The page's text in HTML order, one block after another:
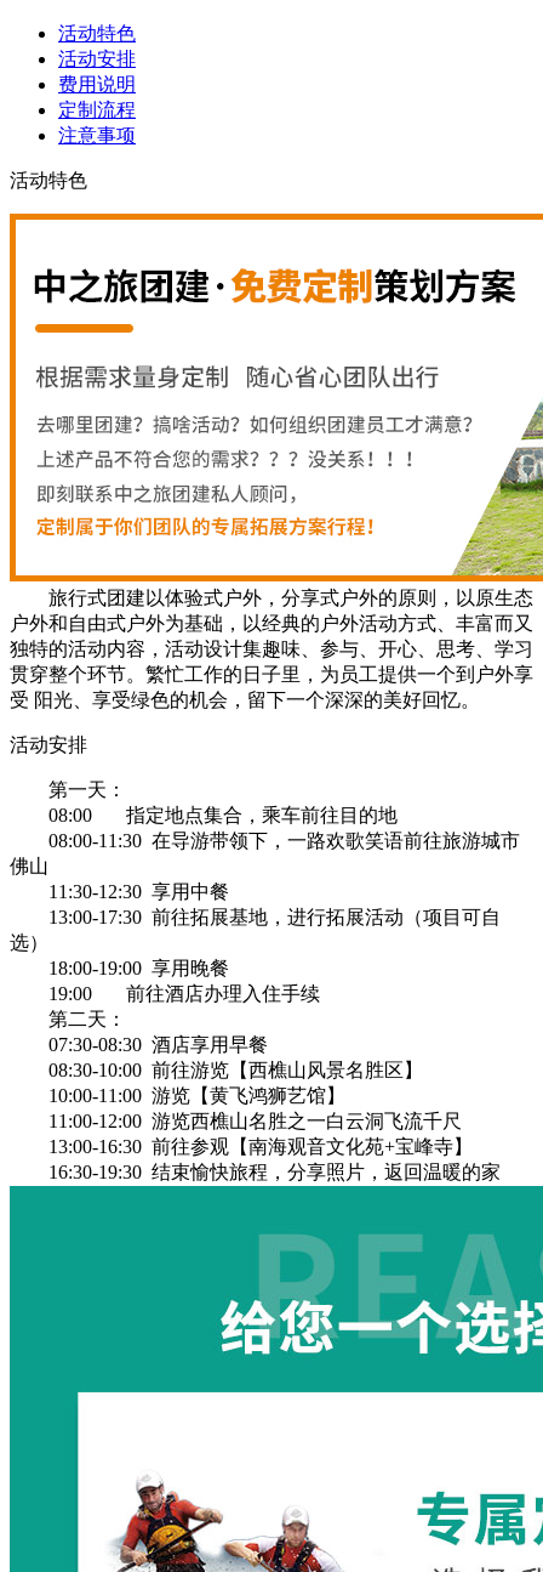
活动特色
活动安排
费用说明
定制流程
注意事项
活动特色
旅行式团建以体验式户外，分享式户外的原则，以原生态
户外和自由式户外为基础，以经典的户外活动方式、丰富而又
独特的活动内容，活动设计集趣味、参与、开心、思考、学习
贯穿整个环节。繁忙工作的日子里，为员工提供一个到户外享
受 阳光、享受绿色的机会，留下一个深深的美好回忆。
活动安排
第一天：
08:00 指定地点集合，乘车前往目的地
08:00-11:30 在导游带领下，一路欢歌笑语前往旅游城市
佛山
11:30-12:30 享用中餐
13:00-17:30 前往拓展基地，进行拓展活动（项目可自
选）
18:00-19:00 享用晚餐
19:00 前往酒店办理入住手续
第二天：
07:30-08:30 酒店享用早餐
08:30-10:00 前往游览【西樵山风景名胜区】
10:00-11:00 游览【黄飞鸿狮艺馆】
11:00-12:00 游览西樵山名胜之一白云洞飞流千尺
13:00-16:30 前往参观【南海观音文化苑+宝峰寺】
16:30-19:30 结束愉快旅程，分享照片，返回温暖的家